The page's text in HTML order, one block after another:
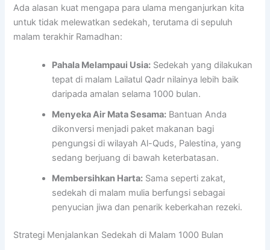
Ada alasan kuat mengapa para ulama menganjurkan kita
untuk tidak melewatkan sedekah, terutama di sepuluh
malam terakhir Ramadhan:
Pahala Melampaui Usia: Sedekah yang dilakukan
tepat di malam Lailatul Qadr nilainya lebih baik
daripada amalan selama 1000 bulan.
Menyeka Air Mata Sesama: Bantuan Anda
dikonversi menjadi paket makanan bagi
pengungsi di wilayah Al-Quds, Palestina, yang
sedang berjuang di bawah keterbatasan.
Membersihkan Harta: Sama seperti zakat,
sedekah di malam mulia berfungsi sebagai
penyucian jiwa dan penarik keberkahan rezeki.
Strategi Menjalankan Sedekah di Malam 1000 Bulan